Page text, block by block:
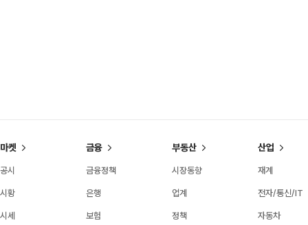
마켓
공시
시황
시세
금융
금융정책
은행
보험
부동산
시장동향
업계
정책
산업
재계
전자/통신/IT
자동차